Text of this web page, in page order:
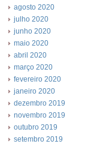
agosto 2020
julho 2020
junho 2020
maio 2020
abril 2020
março 2020
fevereiro 2020
janeiro 2020
dezembro 2019
novembro 2019
outubro 2019
setembro 2019